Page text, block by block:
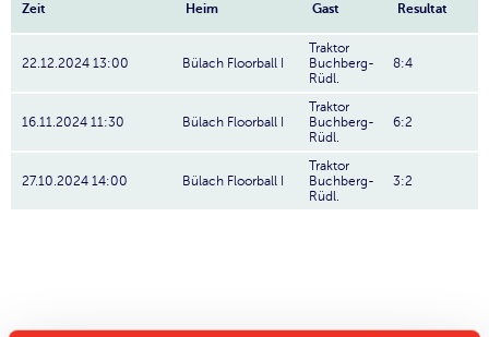
Zeit Heim Gast Resultat
22.12.2024 13:00 Bülach Floorball I
Traktor
Buchberg-
Rüdl.
8:4
16.11.2024 11:30 Bülach Floorball I
Traktor
Buchberg-
Rüdl.
6:2
27.10.2024 14:00 Bülach Floorball I
Traktor
Buchberg-
Rüdl.
3:2